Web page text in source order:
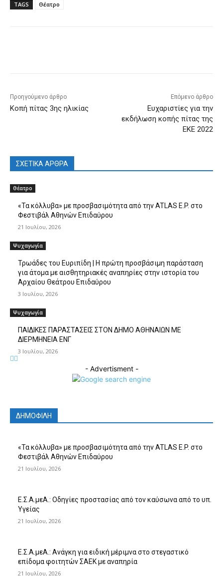
TAGS Θέατρο
Προηγούμενο άρθρο
Κοπή πίτας 3ης ηλικίας
Επόμενο άρθρο
Ευχαριστίες για την
εκδήλωση κοπής πίτας της
ΕΚΕ 2022
ΣΧΕΤΙΚΑ ΑΡΘΡΑ
Θέατρο
«Τα κόλλυβα» με προσβασιμότητα από την ATLAS E.P. στο
Φεστιβάλ Αθηνών Επιδαύρου
21 Ιουλίου, 2026
Ψυχαγωγία
Τρωάδες του Ευριπίδη | Η πρώτη προσβάσιμη παράσταση
για άτομα με αισθητηριακές αναπηρίες στην ιστορία του
Αρχαίου Θεάτρου Επιδαύρου
3 Ιουλίου, 2026
Ψυχαγωγία
ΠΑΙΔΙΚΕΣ ΠΑΡΑΣΤΑΣΕΙΣ ΣΤΟΝ ΔΗΜΟ ΑΘΗΝΑΙΩΝ ΜΕ
ΔΙΕΡΜΗΝΕΙΑ ΕΝΓ
3 Ιουλίου, 2026
- Advertisment -
ΔΗΜΟΦΙΛΗ
«Τα κόλλυβα» με προσβασιμότητα από την ATLAS E.P. στο
Φεστιβάλ Αθηνών Επιδαύρου
21 Ιουλίου, 2026
Ε.Σ.Α.μεΑ.: Οδηγίες προστασίας από τον καύσωνα από το υπ.
Υγείας
21 Ιουλίου, 2026
Ε.Σ.Α.μεΑ.: Ανάγκη για ειδική μέριμνα στο στεγαστικό
επίδομα φοιτητών ΣΑΕΚ με αναπηρία
21 Ιουλίου, 2026